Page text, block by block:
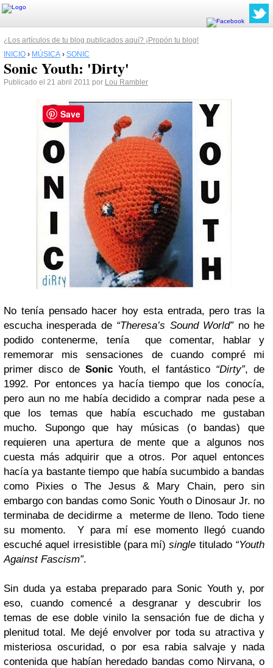
¿Los artículos de tu blog publicados aquí? ¡Propón tu blog!
INICIO › MÚSICA › SONIC
Sonic Youth: 'Dirty'
Publicado el 21 abril 2011 por Lou Rambler
No tenía pensado hacer hoy esta entrada, pero tras la
escucha inesperada de “Theresa’s Sound World”no he
podido contenerme, tenía
que comentar, hablar y
rememorar mis sensaciones de cuando compré mi
primer disco de SonicYouth, el fantástico “Dirty”, de
1992. Por entonces ya hacía tiempo que los conocía,
pero aun no me había decidido a comprar nada pese a
que los temas que había escuchado me gustaban
mucho. Supongo que hay músicas (o bandas) que
requieren una apertura de mente que a algunos nos
cuesta más adquirir que a otros. Por aquel entonces
hacía ya bastante tiempo que había sucumbido a bandas
como Pixies o The Jesus & Mary Chain, pero sin
embargo con bandas como Sonic Youth o Dinosaur Jr. no
terminaba de decidirme a
meterme de lleno. Todo tiene
su momento.
Y para mí ese momento llegó cuando
escuché aquel irresistible (para mí)single titulado “Youth
Against Fascism”.
Sin duda ya estaba preparado para Sonic Youth y, por
eso, cuando comencé a desgranar y descubrir los
temas de ese doble vinilo la sensación fue de dicha y
plenitud total. Me dejé envolver por toda su atractiva y
misteriosa oscuridad, o por esa rabia salvaje y nada
contenida que habían heredado bandas como Nirvana, o
Save